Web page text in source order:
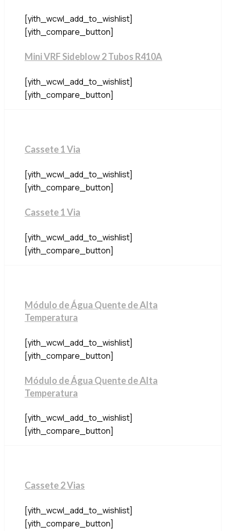
[yith_wcwl_add_to_wishlist]
[yith_compare_button]
Mini VRF Sideblow 2 Tubos R410A
[yith_wcwl_add_to_wishlist]
[yith_compare_button]
Cassete 1 Via
[yith_wcwl_add_to_wishlist]
[yith_compare_button]
Cassete 1 Via
[yith_wcwl_add_to_wishlist]
[yith_compare_button]
Módulo de Água Quente de Alta
Temperatura
[yith_wcwl_add_to_wishlist]
[yith_compare_button]
Módulo de Água Quente de Alta
Temperatura
[yith_wcwl_add_to_wishlist]
[yith_compare_button]
Cassete 2 Vias
[yith_wcwl_add_to_wishlist]
[yith_compare_button]